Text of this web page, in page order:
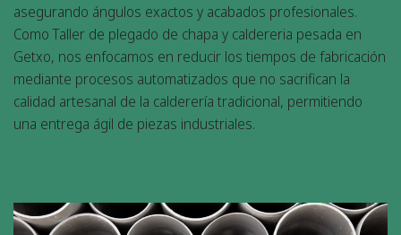
asegurando ángulos exactos y acabados profesionales.
Como Taller de plegado de chapa y caldereria pesada en
Getxo, nos enfocamos en reducir los tiempos de fabricación
mediante procesos automatizados que no sacrifican la
calidad artesanal de la calderería tradicional, permitiendo
una entrega ágil de piezas industriales.